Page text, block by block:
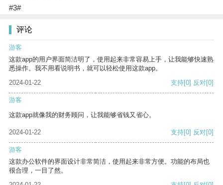
#3#
评论
游客
这款app的用户界面简洁明了，使用起来非常容易上手，让我能够快速熟
悉操作。我不用看说明书，就可以轻松使用这款app。
2024-01-22
支持[0] 反对[0]
游客
这款app就像我的财务顾问，让我能够省钱又省心。
2024-01-22 支持[0] 反对[0]
游客
这款办公软件的界面设计非常简洁，使用起来非常方便。功能的布局也
很合理，一目了然。